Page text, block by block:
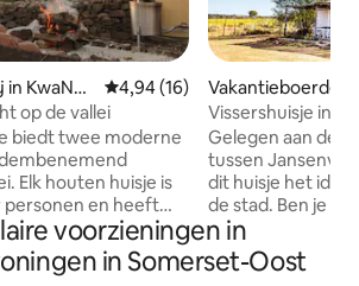
KwaNoj
Gemiddelde beoordeling van
4,94 (16)
op de vallei
biedt twee moderne
Elk houten huisje is
en heeft
met eigen badkamer,
en woonkamer en een
toevluchtsoord
ville
Vissershuisje in
Gelegen aan de
tussen
dit huisje het
de stad. Ben je op
dit de plek voor jou! Het
Er is geen wifi,
voorzieningen in
in Somerset-Oost